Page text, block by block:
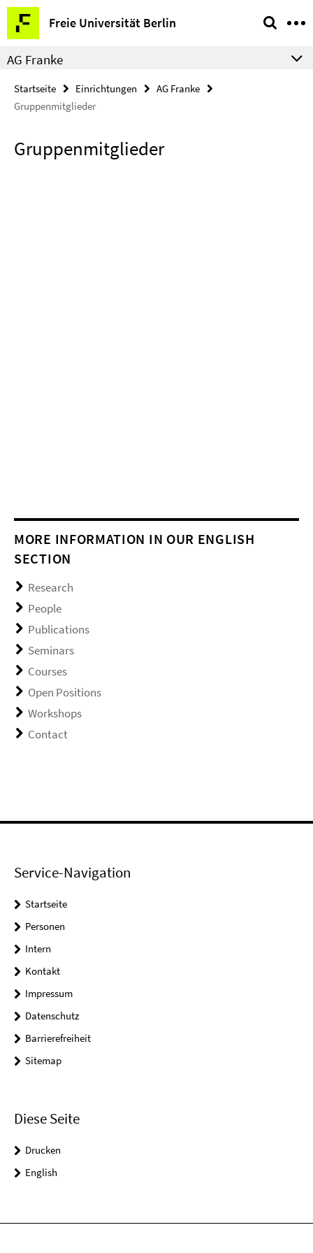
Springe
direkt
zu
Inhalt
Freie Universität Berlin
Service-
Navigation
AG Franke
Startseite Einrichtungen
AG Franke
Gruppenmitglieder
Gruppenmitglieder
MORE INFORMATION IN OUR ENGLISH
SECTION
Research
People
Publications
Seminars
Courses
Open Positions
Workshops
Contact
Service-Navigation
Startseite
Personen
Intern
Kontakt
Impressum
Datenschutz
Barrierefreiheit
Sitemap
Diese Seite
Drucken
English